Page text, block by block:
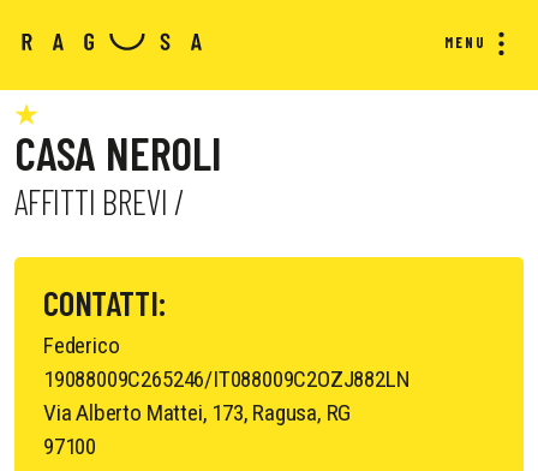
MENU
CASA NEROLI
AFFITTI BREVI /
CONTATTI:
Federico
19088009C265246/IT088009C2OZJ882LN
Via Alberto Mattei, 173, Ragusa, RG
97100